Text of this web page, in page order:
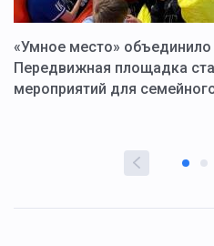
«Умное место»
Передвижная площадка
мероприятий для